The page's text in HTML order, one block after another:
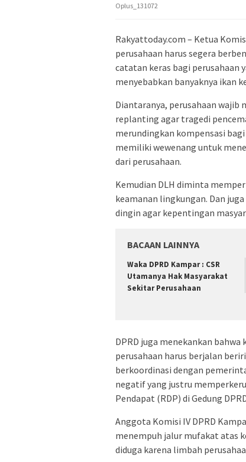
Oplus_131072
Rakyattoday.com – Ketua
perusahaan harus segera
catatan keras bagi perusahaan
menyebabkan banyaknya ikan
Diantaranya, perusahaan
replanting agar tragedi
merundingkan kompensasi
memiliki wewenang untuk
dari perusahaan.
Kemudian DLH diminta
keamanan lingkungan. Dan
dingin agar kepentingan
BACAAN LAINNYA
Waka DPRD Kampar : CSR
Utamanya Hak Masyarakat
Sekitar Perusahaan
DPRD juga menekankan
perusahaan harus berjalan
berkoordinasi dengan
negatif yang justru
Pendapat (RDP) di Gedung
Anggota Komisi IV DPRD
menempuh jalur mufakat atas
diduga karena limbah